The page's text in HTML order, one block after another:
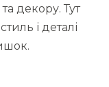
декору. Тут
і деталі